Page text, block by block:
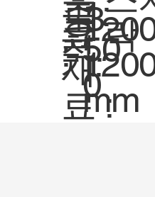
도
:
3
요
재
료 :
축
척.락
1:
50
0
크
기.
mm